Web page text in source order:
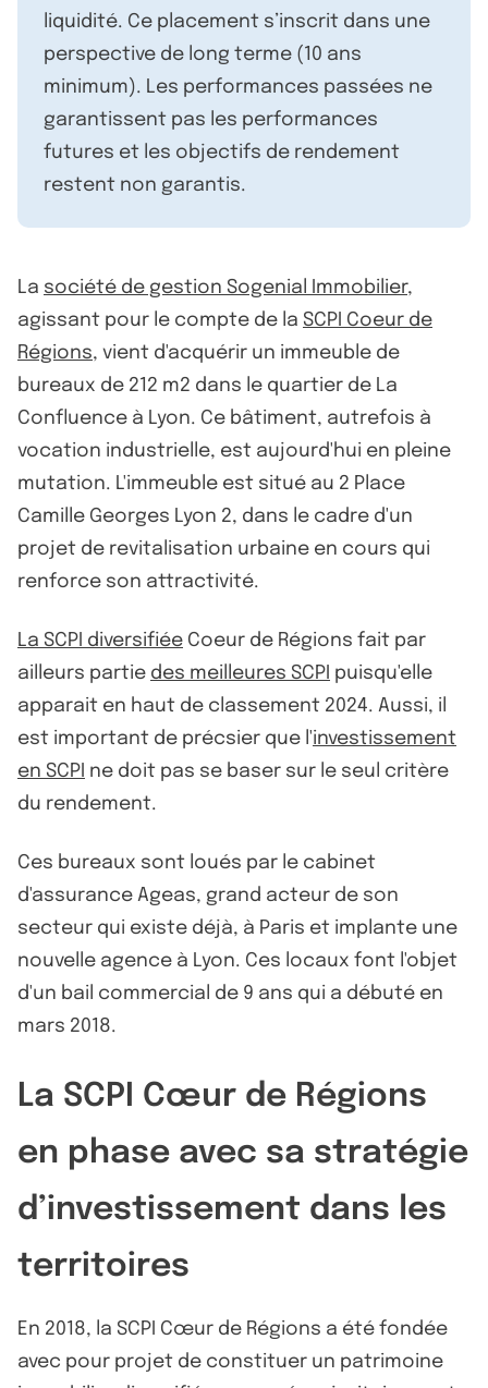
liquidité. Ce placement s’inscrit dans une
perspective de long terme (10 ans
minimum). Les performances passées ne
garantissent pas les performances
futures et les objectifs de rendement
restent non garantis.
La société de gestion Sogenial Immobilier,
agissant pour le compte de la SCPI Coeur de
Régions, vient d'acquérir un immeuble de
bureaux de 212 m2 dans le quartier de La
Confluence à Lyon. Ce bâtiment, autrefois à
vocation industrielle, est aujourd'hui en pleine
mutation. L'immeuble est situé au 2 Place
Camille Georges Lyon 2, dans le cadre d'un
projet de revitalisation urbaine en cours qui
renforce son attractivité.
La SCPI diversifiée Coeur de Régions fait par
ailleurs partie des meilleures SCPI puisqu'elle
apparait en haut de classement 2024. Aussi, il
est important de précsier que l'investissement
en SCPI ne doit pas se baser sur le seul critère
du rendement.
Ces bureaux sont loués par le cabinet
d'assurance Ageas, grand acteur de son
secteur qui existe déjà, à Paris et implante une
nouvelle agence à Lyon. Ces locaux font l'objet
d'un bail commercial de 9 ans qui a débuté en
mars 2018.
La SCPI Cœur de Régions
en phase avec sa stratégie
d’investissement dans les
territoires
En 2018, la SCPI Cœur de Régions a été fondée
avec pour projet de constituer un patrimoine